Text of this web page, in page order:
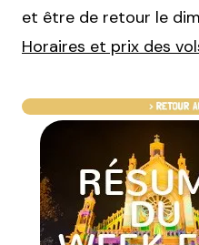
et être de retour le
Horaires et prix des